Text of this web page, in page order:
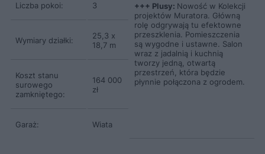
+++ Plusy: Nowość w Kolekcji
projektów Muratora. Główną
rolę odgrywają tu efektowne
przeszklenia. Pomieszczenia
są wygodne i ustawne. Salon
wraz z jadalnią i kuchnią
tworzy jedną, otwartą
przestrzeń, która będzie
płynnie połączona z ogrodem.
Liczba pokoi: 3
Wymiary działki:
25,3 x
18,7 m
Koszt stanu
surowego
zamkniętego:
164 000
zł
Garaż: Wiata